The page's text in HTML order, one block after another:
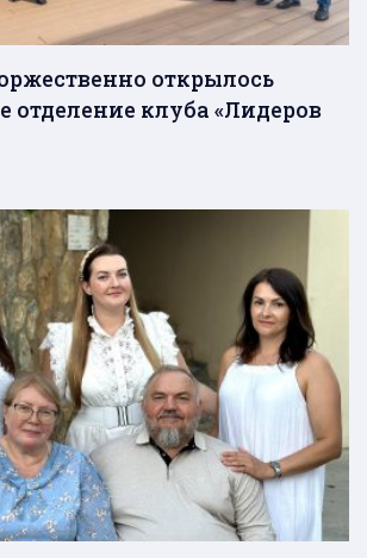
открылось
отделение клуба «Лидеров